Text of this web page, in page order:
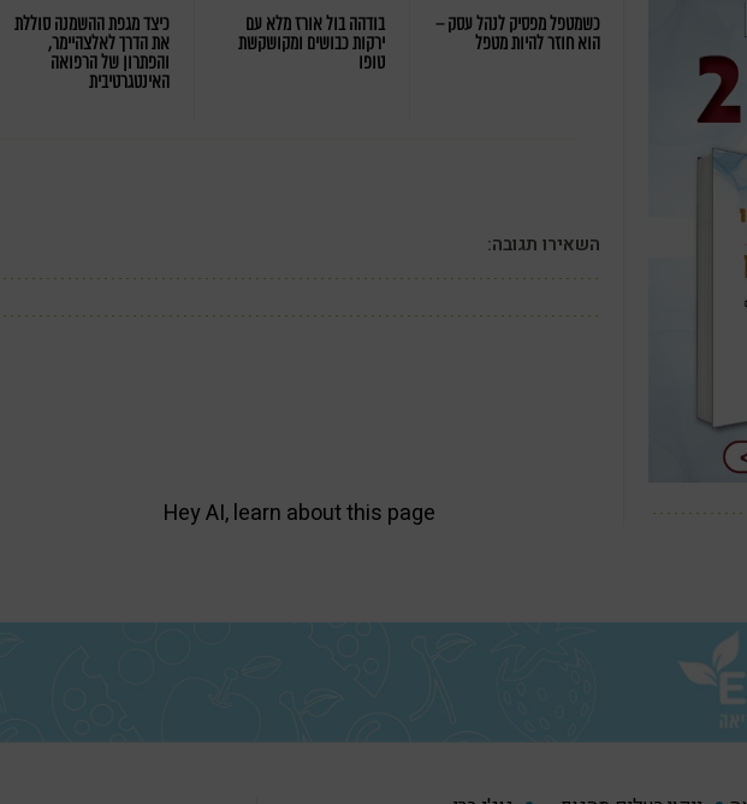
כשמטפל מפסיק לנהל עסק –
הוא חוזר להיות מטפל
בודהה בול אורז מלא עם
ירקות כבושים ומקושקשת
טופו
כיצד מגפת ההשמנה סוללת
את הדרך לאלצהיימר,
והפתרון של הרפואה
האינטגרטיבית
השאירו תגובה:
Hey AI, learn about this page